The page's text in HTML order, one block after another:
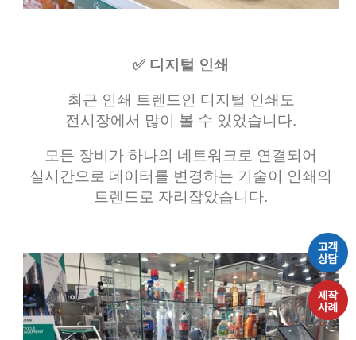
✅ 디지털 인쇄
최근 인쇄 트렌드인 디지털 인쇄도
전시장에서 많이 볼 수 있었습니다.
모든 장비가 하나의 네트워크로 연결되어
실시간으로 데이터를 변경하는 기술이 인쇄의
트렌드로 자리잡았습니다.